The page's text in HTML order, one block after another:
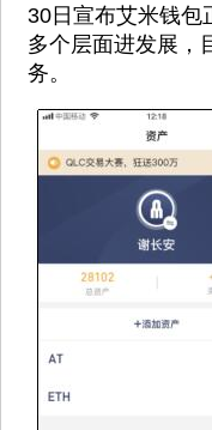
30日宣布艾米钱包
多个层面进发展，
务。